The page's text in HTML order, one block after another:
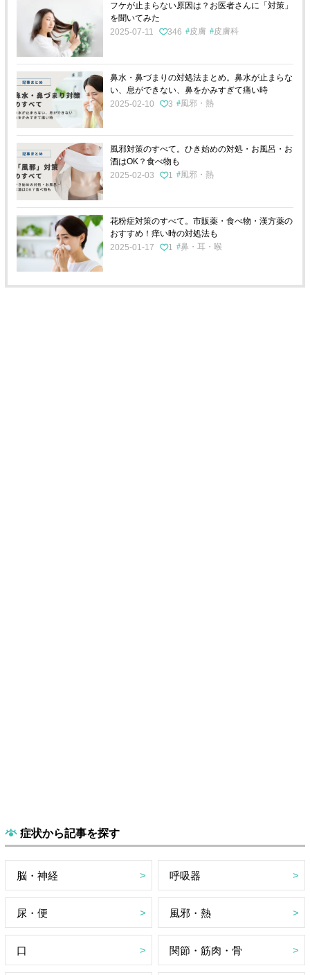
フケが止まらない原因は？お医者さんに「対策」
を聞いてみた
2025-07-11
346 皮膚 皮膚科
鼻水・鼻づまりの対処法まとめ。鼻水が止まらな
い、息ができない、鼻をかみすぎて痛い時
2025-02-10
3 風邪・熱
風邪対策のすべて。ひき始めの対処・お風呂・お
酒はOK？食べ物も
2025-02-03
1 風邪・熱
花粉症対策のすべて。市販薬・食べ物・漢方薬の
おすすめ！痒い時の対処法も
2025-01-17
1 鼻・耳・喉
症状から記事を探す
脳・神経 呼吸器
尿・便 風邪・熱
口 関節・筋肉・骨